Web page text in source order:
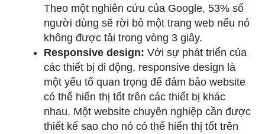
Theo một nghiên cứu của Google, 53% số
người dùng sẽ rời bỏ một trang web nếu nó
không được tải trong vòng 3 giây.
Responsive design: Với sự phát triển của
các thiết bị di động, responsive design là
một yếu tố quan trọng để đảm bảo website
có thể hiển thị tốt trên các thiết bị khác
nhau. Một website chuyên nghiệp cần được
thiết kế sao cho nó có thể hiển thị tốt trên